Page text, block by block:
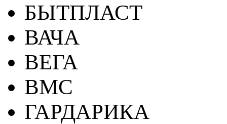
БЫТПЛАСТ
ВАЧА
ВЕГА
ВМС
ГАРДАРИКА